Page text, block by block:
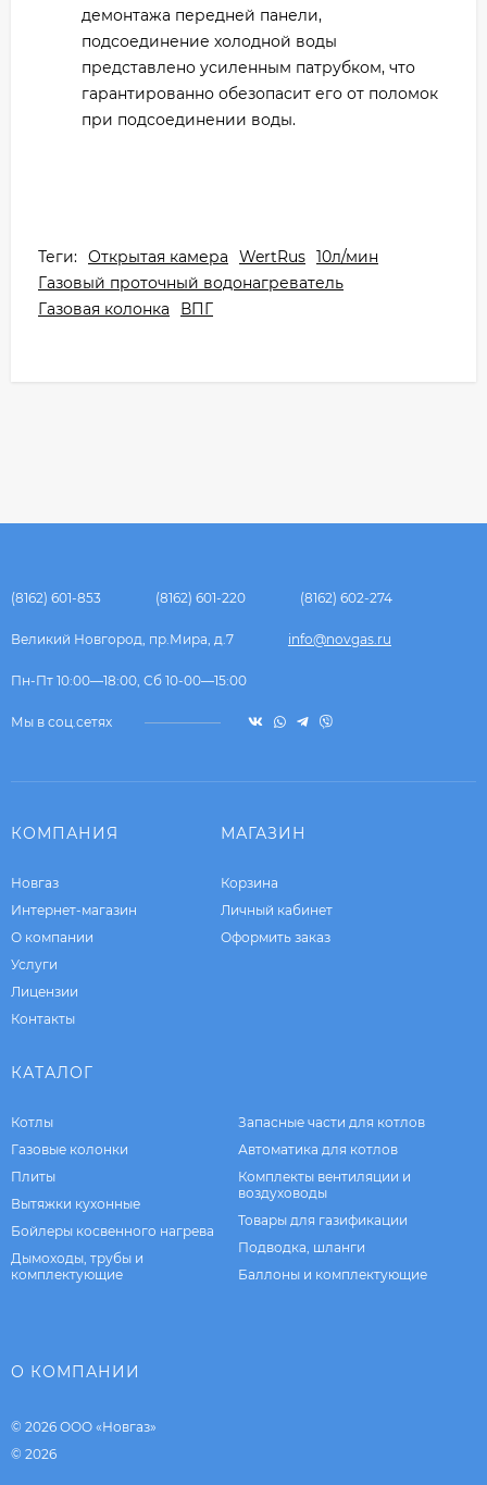
демонтажа передней панели,
подсоединение холодной воды
представлено усиленным патрубком, что
гарантированно обезопасит его от поломок
при подсоединении воды.
Теги: Открытая камера WertRus 10л/мин
Газовый проточный водонагреватель
Газовая колонка
ВПГ
(8162) 601-853 (8162) 601-220 (8162) 602-274
Великий Новгород, пр.Мира, д.7 info@novgas.ru
Пн-Пт 10:00—18:00, Сб 10-00—15:00
Мы в соц.сетях
КОМПАНИЯ
Новгаз
Интернет-магазин
О компании
Услуги
Лицензии
Контакты
МАГАЗИН
Корзина
Личный кабинет
Оформить заказ
КАТАЛОГ
Котлы
Газовые колонки
Плиты
Вытяжки кухонные
Бойлеры косвенного нагрева
Дымоходы, трубы и
комплектующие
Запасные части для котлов
Автоматика для котлов
Комплекты вентиляции и
воздуховоды
Товары для газификации
Подводка, шланги
Баллоны и комплектующие
О КОМПАНИИ
© 2026 ООО «Новгаз»
© 2026